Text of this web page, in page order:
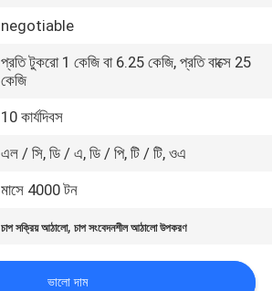
negotiable
প্রতি টুকরো 1 কেজি বা 6.25 কেজি, প্রতি বাক্সে 25
কেজি
10 কার্যদিবস
এল / সি, ডি / এ, ডি / পি, টি / টি, ওএ
মাসে 4000 টন
চাপ সক্রিয় আঠালো,চাপ সংবেদনশীল আঠালো উপকরণ
ভালো দাম